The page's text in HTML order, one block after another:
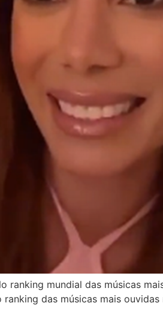
ranking mundial das músicas
das músicas mais